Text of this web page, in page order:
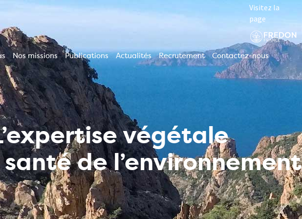
Visitez la
page
Nos missions Publications Actualités Recrutement Contactez-nous
végétale
de l’environnement